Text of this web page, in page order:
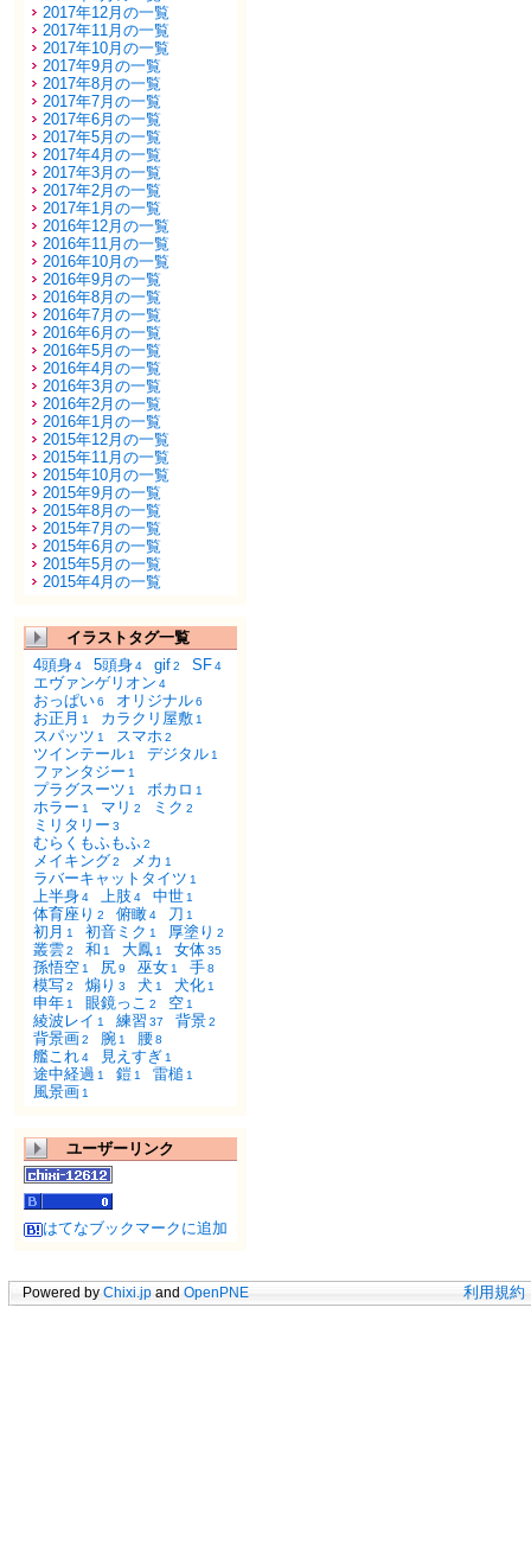
2017年12月の一覧
2017年11月の一覧
2017年10月の一覧
2017年9月の一覧
2017年8月の一覧
2017年7月の一覧
2017年6月の一覧
2017年5月の一覧
2017年4月の一覧
2017年3月の一覧
2017年2月の一覧
2017年1月の一覧
2016年12月の一覧
2016年11月の一覧
2016年10月の一覧
2016年9月の一覧
2016年8月の一覧
2016年7月の一覧
2016年6月の一覧
2016年5月の一覧
2016年4月の一覧
2016年3月の一覧
2016年2月の一覧
2016年1月の一覧
2015年12月の一覧
2015年11月の一覧
2015年10月の一覧
2015年9月の一覧
2015年8月の一覧
2015年7月の一覧
2015年6月の一覧
2015年5月の一覧
2015年4月の一覧
イラストタグ一覧
4頭身4 5頭身4 gif2 SF4
エヴァンゲリオン 4
おっぱい6 オリジナル6
お正月 1 カラクリ屋敷 1
スパッツ 1 スマホ 2
ツインテール 1 デジタル 1
ファンタジー 1
プラグスーツ 1 ボカロ 1
ホラー 1 マリ 2 ミク 2
ミリタリー 3
むらくもふもふ2
メイキング2 メカ 1
ラバーキャットタイツ 1
上半身4 上肢 4 中世 1
体育座り 2 俯瞰4 刀 1
初月 1 初音ミク 1 厚塗り 2
叢雲2 和 1 大鳳 1 女体35
孫悟空 1 尻9 巫女 1 手8
模写2 煽り 3 犬 1 犬化 1
申年 1 眼鏡っこ 2 空 1
綾波レイ 1 練習 37 背景2
背景画2 腕 1 腰8
艦これ4 見えすぎ 1
途中経過 1 鎧 1 雷槌 1
風景画 1
ユーザーリンク
はてなブックマークに追加
Powered by Chixi.jp and OpenPNE 利用規約